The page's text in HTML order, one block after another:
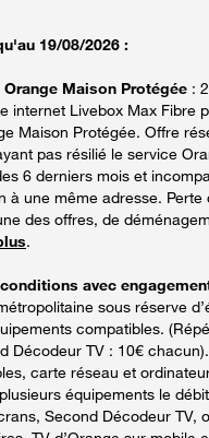
19/08/2026 :
Maison Protégée :
internet Livebox Max Fibre
Maison Protégée. Offre
pas résilié le service
6 derniers mois et
à une même adresse. Perte
des offres, de
.
avec
sous réserve
compatibles.
Décodeur TV : 10€
carte réseau et
équipements le
Second Décodeur TV,